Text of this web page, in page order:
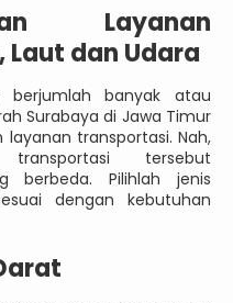
Layanan
dan Udara
banyak atau
Surabaya di Jawa Timur
transportasi. Nah,
tersebut
berbeda. Pilihlah jenis
dengan kebutuhan